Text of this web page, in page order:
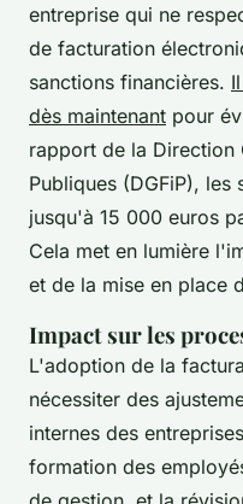
entreprise qui ne
de facturation
sanctions financières.
dès maintenant pour
rapport de la Direction
Publiques (DGFiP), les
jusqu'à 15 000 euros
Cela met en lumière
et de la mise en place
Impact sur les
L'adoption de la
nécessiter des
internes des
formation des